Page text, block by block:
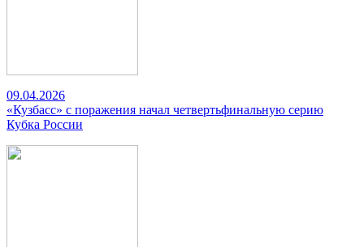
09.04.2026
«Кузбасс» с поражения начал четвертьфинальную серию
Кубка России